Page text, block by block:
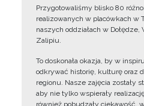
Przygotowaliśmy blisko 80
realizowanych w placówkach w
naszych oddziałach w Dołędze,
Zalipiu.
To doskonała okazja, by w
odkrywać historię, kulturę oraz
regionu. Nasze zajęcia zostały
aby nie tylko wspierały
również pobudzały ciekawość,